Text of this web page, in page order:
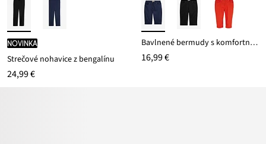
novinka
Strečové nohavice z bengalínu
24,99 €
Bavlnené bermudy s komfortným pásom z bavlneného mixu
16,99 €